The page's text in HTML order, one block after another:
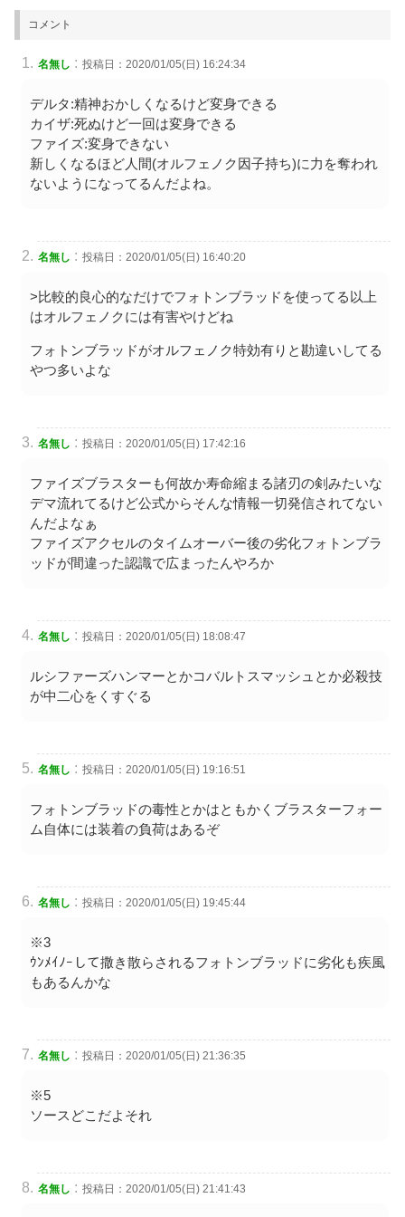
コメント
名無し : 投稿日：2020/01/05(日) 16:24:34
デルタ:精神おかしくなるけど変身できる
カイザ:死ぬけど一回は変身できる
ファイズ:変身できない
新しくなるほど人間(オルフェノク因子持ち)に力を奪われ
ないようになってるんだよね。
名無し : 投稿日：2020/01/05(日) 16:40:20
>比較的良心的なだけでフォトンブラッドを使ってる以上
はオルフェノクには有害やけどね
フォトンブラッドがオルフェノク特効有りと勘違いしてる
やつ多いよな
名無し : 投稿日：2020/01/05(日) 17:42:16
ファイズブラスターも何故か寿命縮まる諸刃の剣みたいな
デマ流れてるけど公式からそんな情報一切発信されてない
んだよなぁ
ファイズアクセルのタイムオーバー後の劣化フォトンブラ
ッドが間違った認識で広まったんやろか
名無し : 投稿日：2020/01/05(日) 18:08:47
ルシファーズハンマーとかコバルトスマッシュとか必殺技
が中二心をくすぐる
名無し : 投稿日：2020/01/05(日) 19:16:51
フォトンブラッドの毒性とかはともかくブラスターフォー
ム自体には装着の負荷はあるぞ
名無し : 投稿日：2020/01/05(日) 19:45:44
※3
ｳﾝﾒｲﾉｰして撒き散らされるフォトンブラッドに劣化も疾風
もあるんかな
名無し : 投稿日：2020/01/05(日) 21:36:35
※5
ソースどこだよそれ
名無し : 投稿日：2020/01/05(日) 21:41:43